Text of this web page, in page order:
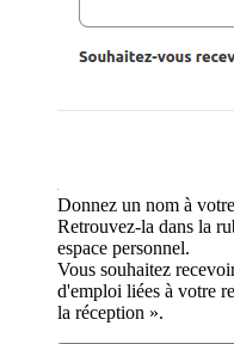
Donnez un nom à
Retrouvez-la dans la
espace personnel.
Vous souhaitez
d'emploi liées à votre
la réception ».